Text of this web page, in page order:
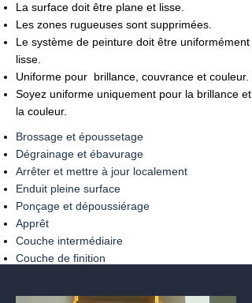
La surface doit être plane et lisse.
Les zones rugueuses sont supprimées.
Le système de peinture doit être uniformément
lisse.
Uniforme pour brillance, couvrance et couleur.
Soyez uniforme uniquement pour la brillance et
la couleur.
Brossage et époussetage
Dégrainage et ébavurage
Arrêter et mettre à jour localement
Enduit pleine surface
Ponçage et dépoussiérage
Apprêt
Couche intermédiaire
Couche de finition​